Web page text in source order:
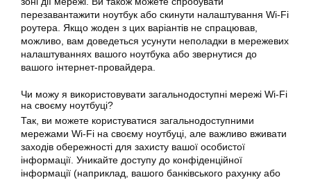
перезавантажити ноутбук або скинути налаштування Wi-Fi
роутера. Якщо жоден з цих варіантів не спрацював,
можливо, вам доведеться усунути неполадки в мережевих
налаштуваннях вашого ноутбука або звернутися до
вашого інтернет-провайдера.
Чи можу я використовувати загальнодоступні мережі Wi-Fi
на своєму ноутбуці?
Так, ви можете користуватися загальнодоступними
мережами Wi-Fi на своєму ноутбуці, але важливо вживати
заходів обережності для захисту вашої особистої
інформації. Уникайте доступу до конфіденційної
інформації (наприклад, вашого банківського рахунку або